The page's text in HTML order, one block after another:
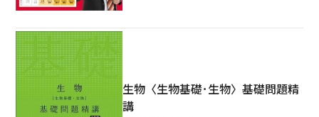
生物〈生物基礎･生物〉基礎問題精
講